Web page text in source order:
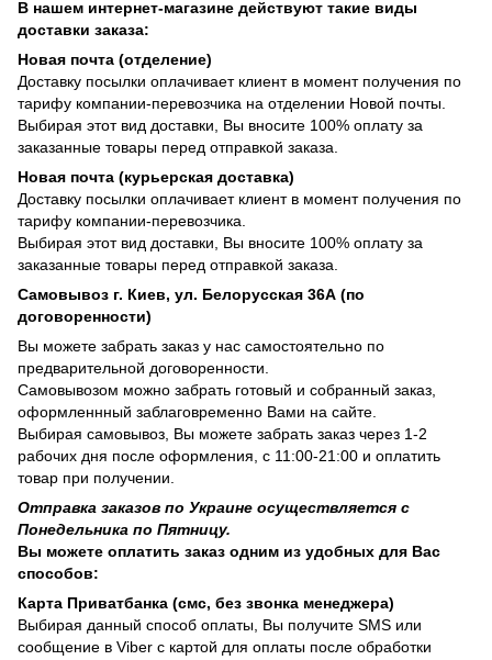
В нашем интернет-магазине действуют такие виды
доставки заказа:
Новая почта (отделение)
Доставку посылки оплачивает клиент в момент получения по
тарифу компании-перевозчика на отделении Новой почты.
Выбирая этот вид доставки, Вы вносите 100% оплату за
заказанные товары перед отправкой заказа.
Новая почта (курьерская доставка)
Доставку посылки оплачивает клиент в момент получения по
тарифу компании-перевозчика.
Выбирая этот вид доставки, Вы вносите 100% оплату за
заказанные товары перед отправкой заказа.
Самовывоз г. Киев, ул. Белорусская 36А (по
договоренности)
Вы можете забрать заказ у нас самостоятельно по
предварительной договоренности.
Самовывозом можно забрать готовый и собранный заказ,
оформленнный заблаговременно Вами на сайте.
Выбирая самовывоз, Вы можете забрать заказ через 1-2
рабочих дня после оформления, с 11:00-21:00 и оплатить
товар при получении.
Отправка заказов по Украине осуществляется с
Понедельника по Пятницу.
Вы можете оплатить заказ одним из удобных для Вас
способов:
Карта Приватбанка (смс, без звонка менеджера)
Выбирая данный способ оплаты, Вы получите SMS или
сообщение в Viber с картой для оплаты после обработки